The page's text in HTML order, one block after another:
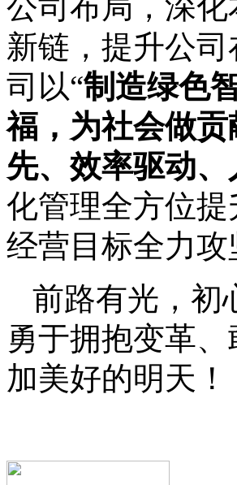
新链，提升公
司 以“制造绿色
福，为社会做贡
先、 效率驱动
化管理全方位
经营目标全力
前路有光，初
勇于拥抱变革
加美好的明天！